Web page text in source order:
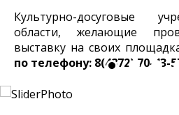
Культурно-досуговые
области, желающие
выставку на своих
по телефону: 8(4872) 70-43-